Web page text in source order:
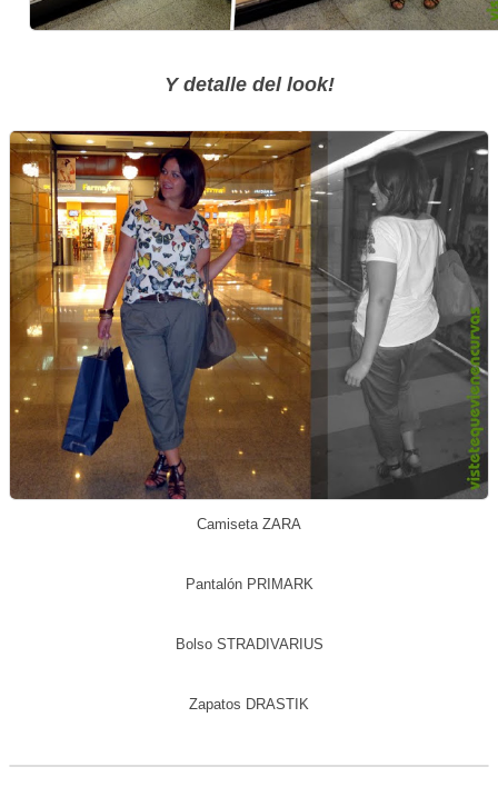
Y detalle del look!
Camiseta ZARA
Pantalón PRIMARK
Bolso STRADIVARIUS
Zapatos DRASTIK